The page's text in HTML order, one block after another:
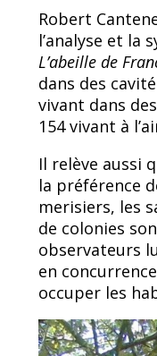
Robert
l’analyse et la
L’abeille de
dans des
vivant dans
154 vivant à
Il relève aussi
la préférence
merisiers, les
de colonies
observateurs
en
occuper les